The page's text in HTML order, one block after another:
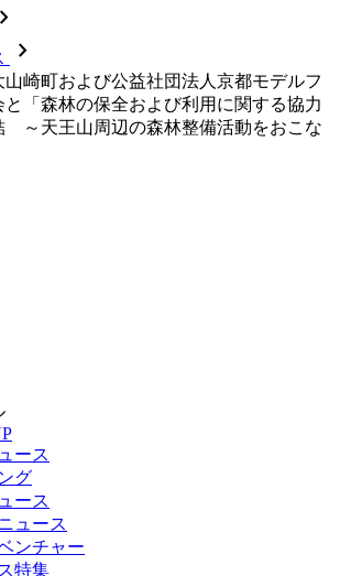
chevron_forward
chevron_forward
崎町および公益社団法人京都モデルフ
と「森林の保全および利用に関する協力
～天王山周辺の森林整備活動をおこな
ース
グ
ース
ュース
ンチャー
特集